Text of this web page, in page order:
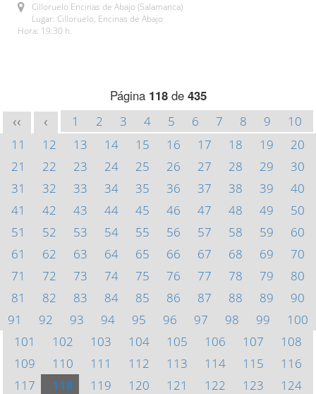
Cilloruelo Encinas de Abajo (Salamanca)
Lugar: Cilloruelo, Encinas de Abajo
Hora: 19:30 h.
Página 118de 435
<< < 1 2 3 4 5 6 7 8 9
10
11
12 13 14 15 16 17 18 19
20
21
22 23 24 25 26 27 28 29
30
31
32 33 34 35 36 37 38 39
40
41
42 43 44 45 46 47 48 49
50
51
52 53 54 55 56 57 58 59
60
61
62 63 64 65 66 67 68 69
70
71
72 73 74 75 76 77 78 79
80
81
82 83 84 85 86 87 88 89
90
91
92 93 94 95 96 97 98 99
100
101
102 103 104 105 106 107
108
109
110 111 112 113 114 115
116
117
118 119 120 121 122 123
124